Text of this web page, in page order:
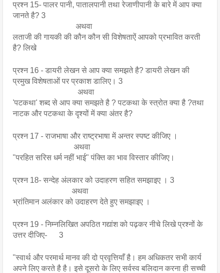
प्रश्न 15- पालर पानी, पातालपानी तथा रेजाणीपानी के बारे में आप क्या
जानते है? 3
                                अथवा
लताजी की गायकी की कौन कौन सी विशेषताऐं आपको प्रभावित करती
है? लिखे
प्रश्न 16 - डायरी लेखन से आप क्या समझते है? डायरी लेखन की
प्रमुख विशेषताओं पर प्रकाश डालिए। 3
                                 अथवा
'पटकथा' शब्द से आप क्या समझते है ? पटकथा के स्त्रोत क्या है ?तथा
नाटक और पटकथा के दृश्यों में क्या अंतर है?
प्रश्न 17 - राजभाषा और राष्ट्रभाषा में अन्तर स्पष्ट कीजिए ।
                               अथवा
"परहित सरिस धर्म नहीं भाई" पंक्ति का भाव विस्तार कीजिए।
प्रश्न 18- सन्देह अंलकार को उदाहरण सहित समझाइए । 3
                              अथवा
भ्रांतिमान अलंकार को उदाहरण देते हुए समझाइए ।
प्रश्न 19 - निम्नलिखित अपठित गद्यांश को पढ़कर नीचे लिखे प्रश्नों के
उत्तर दीजिए-      3
"स्वार्थ और परमार्थ मानव की दो प्रवृत्तियाँ है। हम अधिकतर सभी कार्य
अपने लिए करते है है। इसे दूसरो के लिए सर्वस्व बलिदान करना ही सच्ची